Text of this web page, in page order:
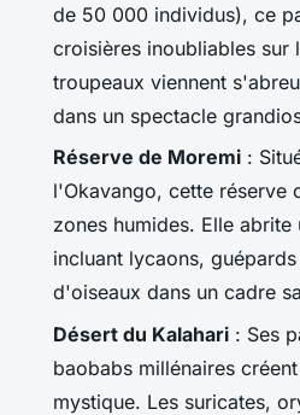
de 50 000 individus), ce
croisières inoubliables sur
troupeaux viennent
dans un spectacle
Réserve de Moremi :
l'Okavango, cette réserve
zones humides. Elle
incluant lycaons,
d'oiseaux dans un cadre
Désert du Kalahari : Ses
baobabs millénaires
mystique. Les suricates,